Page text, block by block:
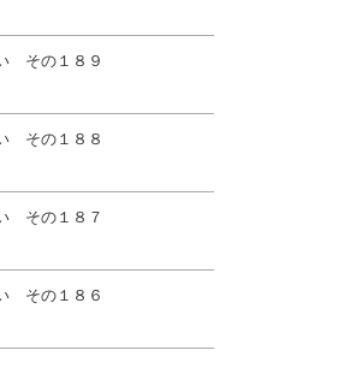
その１８９
その１８８
その１８７
その１８６